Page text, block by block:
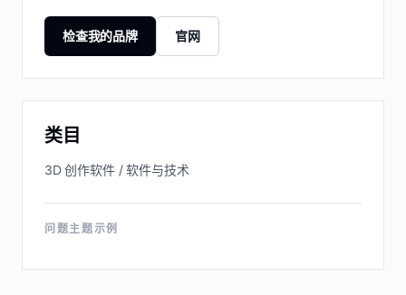
检查我的品牌 官网
类目
3D 创作软件 / 软件与技术
问题主题示例